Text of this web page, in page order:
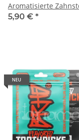
Aromatisierte
Lemon Drops
5,90 € *
NEU